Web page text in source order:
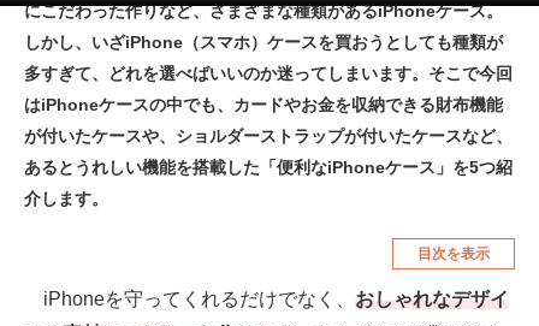
生活家電 生活用品
空調・季節家電 美容・コスメ
腕時計 車・バイク
釣り具・釣り用品 食品・飲料・お酒
メディア
にこだわった作りなど、さまざまな種類があるiPhoneケース。
しかし、いざiPhone（スマホ）ケースを買おうとしても種類が
多すぎて、どれを選べばいいのか迷ってしまいます。そこで今回
はiPhoneケースの中でも、カードやお金を収納できる財布機能
が付いたケースや、ショルダーストラップが付いたケースなど、
あるとうれしい機能を搭載した「便利なiPhoneケース」を5つ紹
介します。
目次を表示
iPhoneを守ってくれるだけでなく、 おしゃれなデザイ